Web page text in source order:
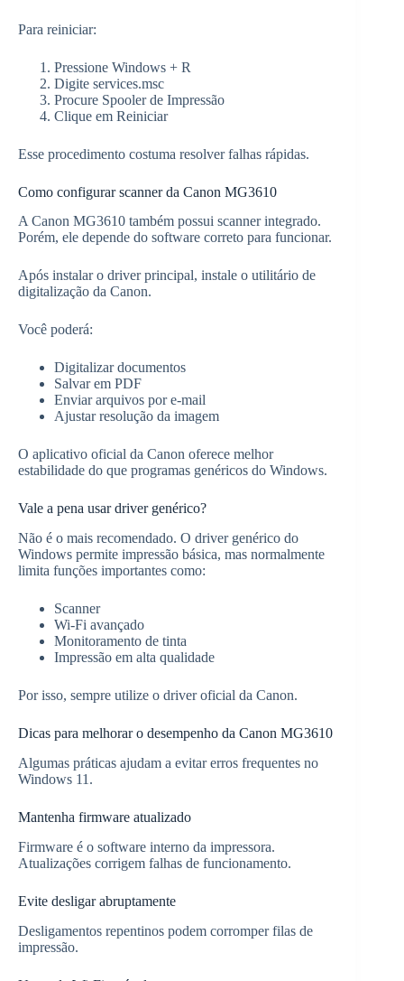
Para reiniciar:
Pressione Windows + R
Digite services.msc
Procure Spooler de Impressão
Clique em Reiniciar
Esse procedimento costuma resolver falhas rápidas.
Como configurar scanner da Canon MG3610
A Canon MG3610 também possui scanner integrado.
Porém, ele depende do software correto para funcionar.
Após instalar o driver principal, instale o utilitário de
digitalização da Canon.
Você poderá:
Digitalizar documentos
Salvar em PDF
Enviar arquivos por e-mail
Ajustar resolução da imagem
O aplicativo oficial da Canon oferece melhor
estabilidade do que programas genéricos do Windows.
Vale a pena usar driver genérico?
Não é o mais recomendado. O driver genérico do
Windows permite impressão básica, mas normalmente
limita funções importantes como:
Scanner
Wi-Fi avançado
Monitoramento de tinta
Impressão em alta qualidade
Por isso, sempre utilize o driver oficial da Canon.
Dicas para melhorar o desempenho da Canon MG3610
Algumas práticas ajudam a evitar erros frequentes no
Windows 11.
Mantenha firmware atualizado
Firmware é o software interno da impressora.
Atualizações corrigem falhas de funcionamento.
Evite desligar abruptamente
Desligamentos repentinos podem corromper filas de
impressão.